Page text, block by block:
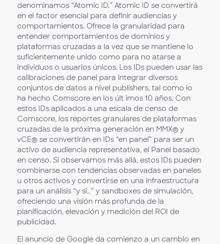
denominamos “Atomic ID.” Atomic ID se convertirá
en el factor esencial para definir audiencias y
comportamientos. Ofrece la granularidad para
entender comportamientos de dominios y
plataformas cruzadas a la vez que se mantiene lo
suficientemente unido como para no atarse a
individuos o usuarios únicos. Los IDs pueden usar las
calibraciones de panel para integrar diversos
conjuntos de datos a nivel publishers, tal como lo
ha hecho Comscore en los últ imos 10 años. Con
estos IDs aplicados a una escala de censo de
Comscore, los reportes granulares de plataformas
cruzadas de la próxima generación en MMX® y
vCE® se convertirán en IDs “en panel” para ser un
activo de audiencia representativa, el Panel basado
en censo. Si observamos más allá, estos IDs pueden
combinarse con tendencias observadas en paneles
u otros activos y convertirse en una infraestructura
para un análisis “y si…” y sandboxes de simulación,
ofreciendo una visión más profunda de la
planificación, elevación y medición del ROI de
publicidad.
El anuncio de Google da comienzo a un cambio en